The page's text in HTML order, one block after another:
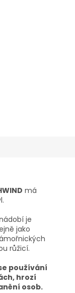
má
je
jako
růžicí.
používání
hrozí
osob.